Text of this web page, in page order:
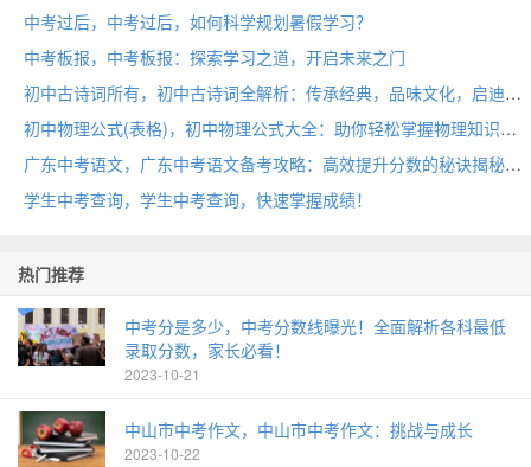
中考过后，中考过后，如何科学规划暑假学习？
中考板报，中考板报：探索学习之道，开启未来之门
初中古诗词所有，初中古诗词全解析：传承经典，品味文化，启迪心灵
初中物理公式(表格)，初中物理公式大全：助你轻松掌握物理知识！
广东中考语文，广东中考语文备考攻略：高效提升分数的秘诀揭秘！
学生中考查询，学生中考查询，快速掌握成绩！
热门推荐
中考分是多少，中考分数线曝光！全面解析各科最低
录取分数，家长必看！
2023-10-21
中山市中考作文，中山市中考作文：挑战与成长
2023-10-22